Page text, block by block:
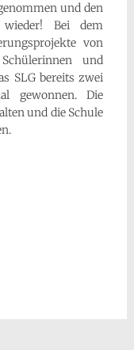
und den
Bei dem
von
und
SLG bereits zwei
gewonnen. Die
und die Schule